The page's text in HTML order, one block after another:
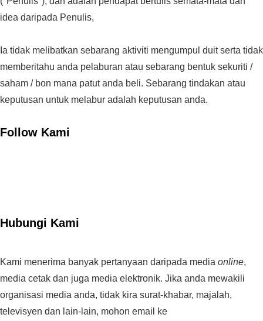
idea daripada Penulis,
Ia tidak melibatkan sebarang aktiviti mengumpul duit serta tidak
memberitahu anda pelaburan atau sebarang bentuk sekuriti /
saham / bon mana patut anda beli. Sebarang tindakan atau
keputusan untuk melabur adalah keputusan anda.
Follow Kami
Hubungi Kami
Kami menerima banyak pertanyaan daripada media online,
media cetak dan juga media elektronik. Jika anda mewakili
organisasi media anda, tidak kira surat-khabar, majalah,
televisyen dan lain-lain, mohon email ke